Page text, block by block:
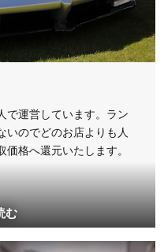
で運営しています。ラン
いのでどのお店よりも人
格へ還元いたします。